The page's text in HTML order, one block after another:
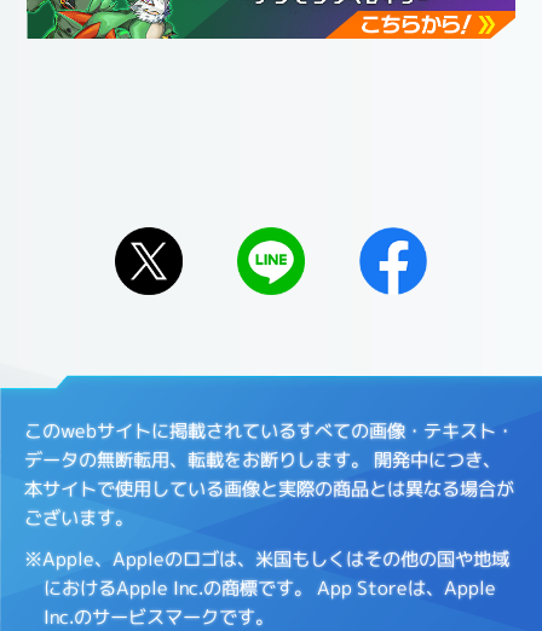
このwebサイトに掲載されているすべての画像・テキスト・
データの無断転用、転載をお断りします。 開発中につき、
本サイトで使用している画像と実際の商品とは異なる場合が
ございます。
※Apple、Appleのロゴは、米国もしくはその他の国や地域
におけるApple Inc.の商標です。 App Storeは、Apple
Inc.のサービスマークです。